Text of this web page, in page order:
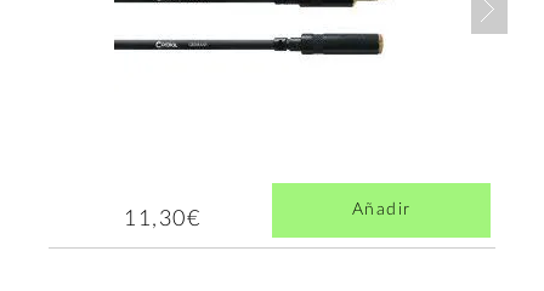
11,30€ Añadir